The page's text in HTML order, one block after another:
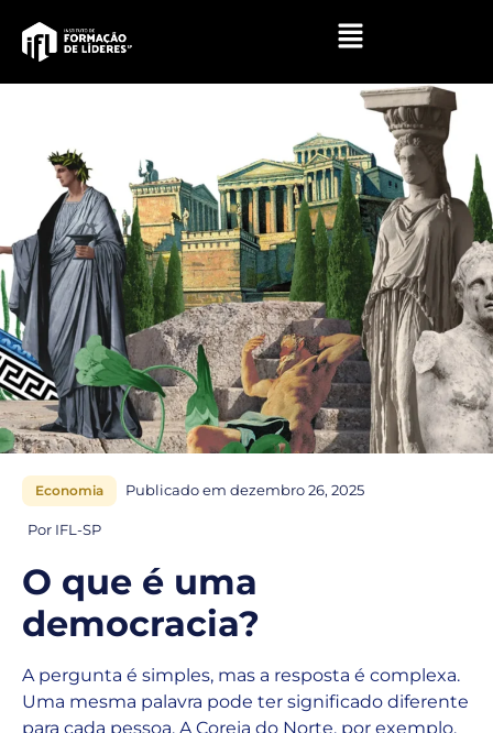
Economia Publicado em dezembro 26, 2025
Por IFL-SP
O que é uma
democracia?
A pergunta é simples, mas a resposta é complexa.
Uma mesma palavra pode ter significado diferente
para cada pessoa. A Coreia do Norte, por exemplo,